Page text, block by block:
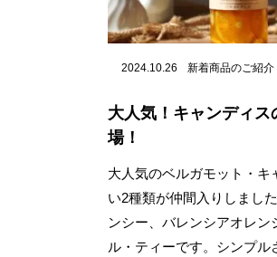
2024.10.26 新着商品のご紹介
大人気！キャンディス
場！
大人気のベルガモット・キ
い2種類が仲間入りしまし
ンシー、バレンシアオレン
ル・ティーです。シンプル